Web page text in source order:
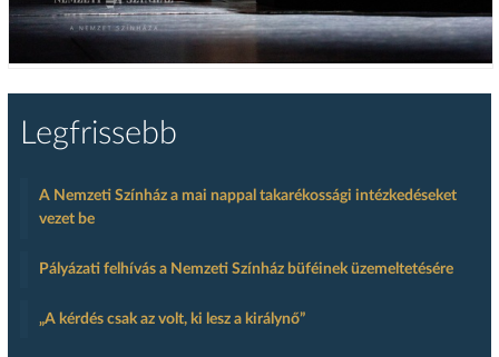
Legfrissebb
A Nemzeti Színház a mai nappal takarékossági intézkedéseket
vezet be
Pályázati felhívás a Nemzeti Színház büféinek üzemeltetésére
„A kérdés csak az volt, ki lesz a királynő”